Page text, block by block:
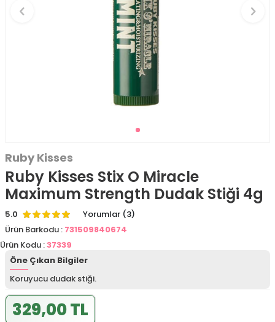
Ruby Kisses
Ruby Kisses Stix O Miracle
Maximum Strength Dudak Stiği 4g
5.0
Yorumlar (3)
Ürün Barkodu : 731509840674
Ürün Kodu :37339
Öne Çıkan Bilgiler
Koruyucu dudak stiği.
329,00 TL